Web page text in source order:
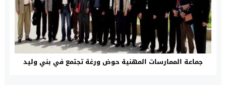
جماعة الممارسات المهنية حوض ورغة تجتمع في بني وليد